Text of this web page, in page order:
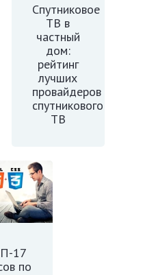
Спутниковое
ТВ в
частный
дом:
рейтинг
лучших
провайдеров
спутникового
ТВ
17
по